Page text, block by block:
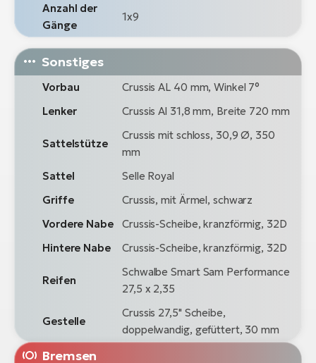
Anzahl der
Gänge
1x9
Sonstiges
Vorbau
Crussis AL 40 mm, Winkel 7°
Lenker
Crussis Al 31,8 mm, Breite 720 mm
Sattelstütze
Crussis mit schloss, 30,9 Ø, 350
mm
Sattel
Selle Royal
Griffe
Crussis, mit Ärmel, schwarz
Vordere Nabe
Crussis-Scheibe, kranzförmig, 32D
Hintere Nabe
Crussis-Scheibe, kranzförmig, 32D
Reifen
Schwalbe Smart Sam Performance
27,5 x 2,35
Gestelle
Crussis 27,5" Scheibe,
doppelwandig, gefüttert, 30 mm
Bremsen